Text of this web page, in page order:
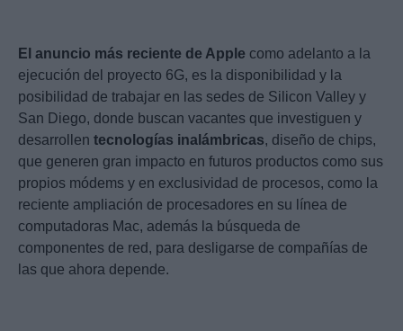
El anuncio más reciente de Apple como adelanto a la
ejecución del proyecto 6G, es la disponibilidad y la
posibilidad de trabajar en las sedes de Silicon Valley y
San Diego, donde buscan vacantes que investiguen y
desarrollen tecnologías inalámbricas, diseño de chips,
que generen gran impacto en futuros productos como sus
propios módems y en exclusividad de procesos, como la
reciente ampliación de procesadores en su línea de
computadoras Mac, además la búsqueda de
componentes de red, para desligarse de compañías de
las que ahora depende.